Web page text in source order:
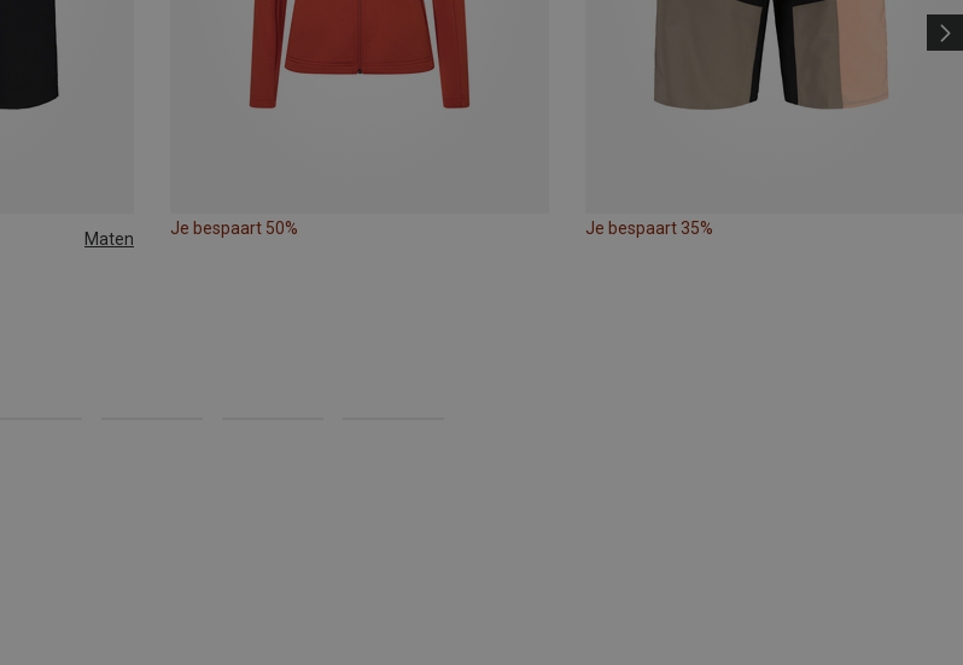
Maten
Je bespaart 50% Je bespaart 35%